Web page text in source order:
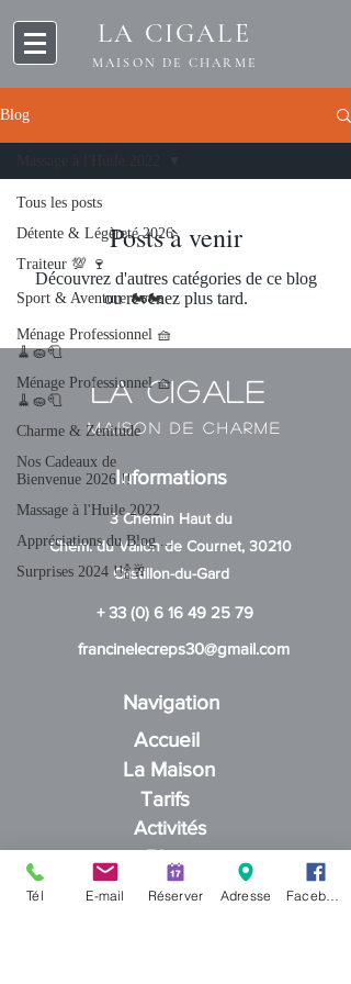
LA CIGALE
MAISON DE CHARME
Blog
Tous les posts
Détente & Légèreté 2026
Traiteur 💯 🍷
Sport & Aventure 🏍️🏍️
Ménage Professionnel 🧺
🧹🧽🧻
Ménage Professionnel 🧺
🧹🧽🧻
Charme & Zenitude
Nos Cadeaux de
Bienvenue 2026 !!
Massage à l'Huile 2022
Appréciations du Blog ...
Surprises 2024 !!🍾🥂
Posts à venir
Découvrez d'autres catégories de ce blog
ou revenez plus tard.
La Cigale
MAISON DE CHARME
Informations
3 Chemin Haut du
Chem. du Vallon de Cournet, 30210
Castillon-du-Gard
+33 (0) 6 16 49 25 79
francinelecreps30@gmail.com
Navigation
Accueil
La Maison
Tarifs
Activités
Blog
Contact
Tél E-mail Réserver Adresse